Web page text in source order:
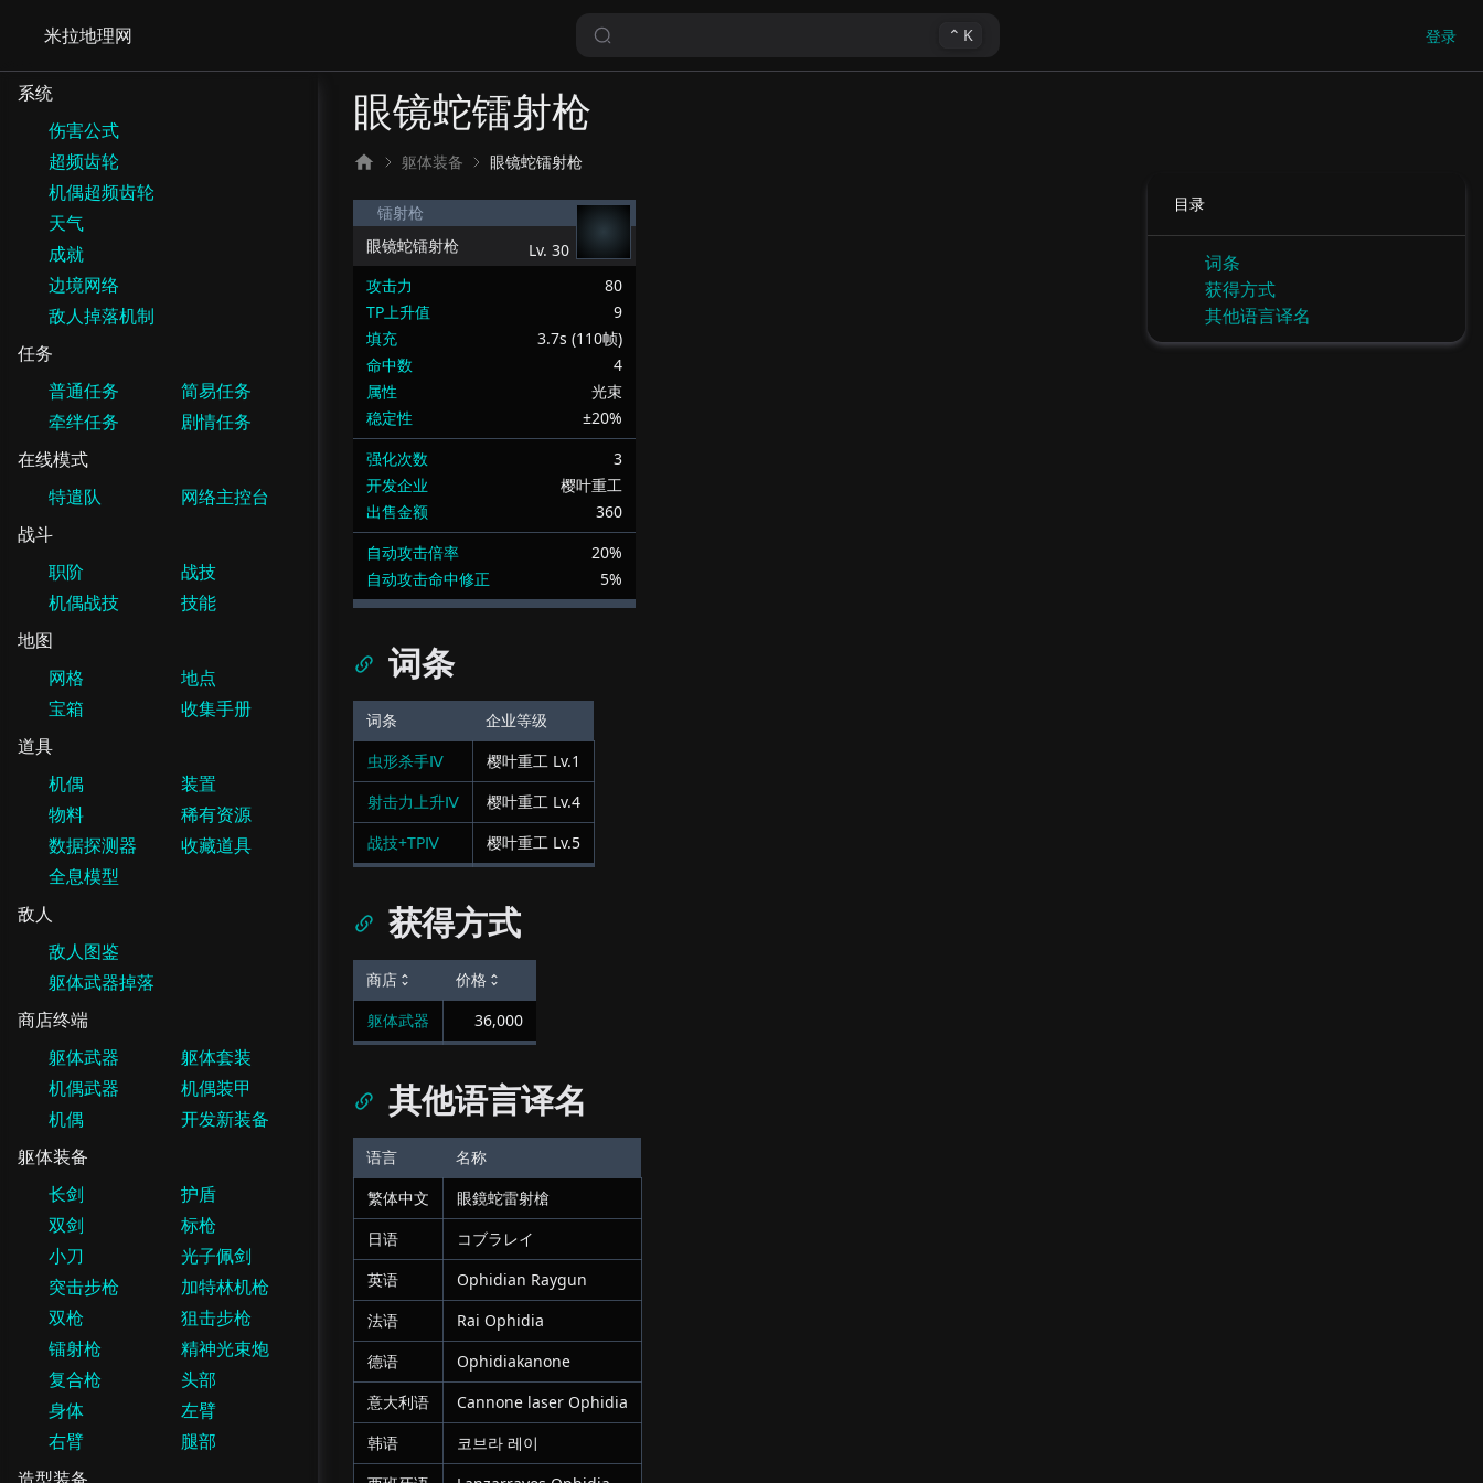
米拉地理网 ⌃ K 登录
系统
伤害公式
超频齿轮
机偶超频齿轮
天气
成就
边境网络
敌人掉落机制
任务
普通任务
简易任务
牵绊任务
剧情任务
在线模式
特遣队
网络主控台
战斗
职阶
战技
机偶战技
技能
地图
网格
地点
宝箱
收集手册
道具
机偶
装置
物料
稀有资源
数据探测器
收藏道具
全息模型
敌人
敌人图鉴
躯体武器掉落
商店终端
躯体武器
躯体套装
机偶武器
机偶装甲
机偶
开发新装备
躯体装备
长剑
护盾
双剑
标枪
小刀
光子佩剑
突击步枪
加特林机枪
双枪
狙击步枪
镭射枪
精神光束炮
复合枪
头部
身体
左臂
右臂
腿部
眼镜蛇镭射枪
躯体装备
眼镜蛇镭射枪
目录
词条
获得方式
其他语言译名
镭射枪
眼镜蛇镭射枪
Lv. 30
攻击力
80
TP上升值
9
填充
3.7s (110帧)
命中数
4
属性
光束
稳定性
±20%
强化次数
3
开发企业
樱叶重工
出售金额
360
自动攻击倍率
20%
自动攻击命中修正
5%
词条
词条
企业等级
虫形杀手Ⅳ
樱叶重工 Lv.1
射击力上升Ⅳ
樱叶重工 Lv.4
战技+TPⅣ
樱叶重工 Lv.5
获得方式
商店
价格
躯体武器
36,000
其他语言译名
语言
名称
繁体中文
眼鏡蛇雷射槍
日语
コブラレイ
英语
Ophidian Raygun
法语
Rai Ophidia
德语
Ophidiakanone
意大利语
Cannone laser Ophidia
韩语
코브라 레이